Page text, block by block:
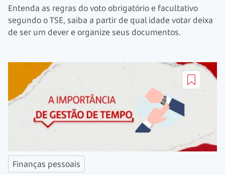
Entenda as regras do voto obrigatório e facultativo
segundo o TSE, saiba a partir de qual idade votar deixa
de ser um dever e organize seus documentos.
Finanças pessoais